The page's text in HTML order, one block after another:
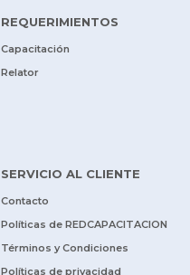
REQUERIMIENTOS
Capacitación
Relator
SERVICIO AL CLIENTE
Contacto
Políticas de REDCAPACITACION
Términos y Condiciones
Políticas de privacidad